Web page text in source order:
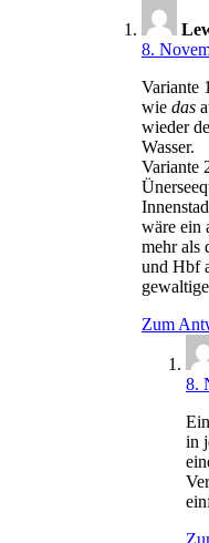
8.
Variante
wie das
wieder
Wasser.
Variante
wäre ein
mehr als
und Hbf
Zum
8.
in